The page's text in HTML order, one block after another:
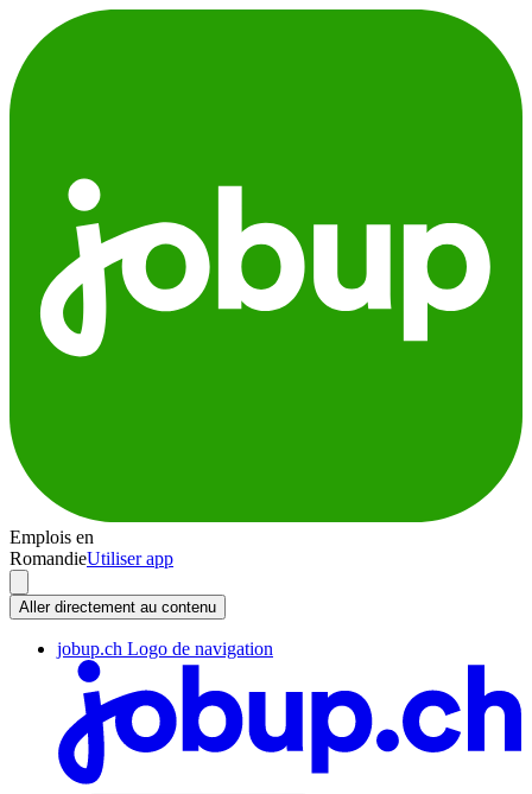
Emplois en
RomandieUtiliser app
Aller directement au contenu
jobup.ch Logo de navigation